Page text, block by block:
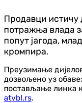
Продавци истичу
потражња влада
попут јагода,
кромпира.
Преузимање
дозвољено уз
постављање линка
atvbl.rs.